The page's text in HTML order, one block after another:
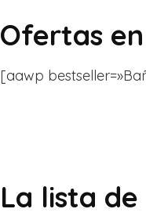
Ofertas en
[aawp
La lista